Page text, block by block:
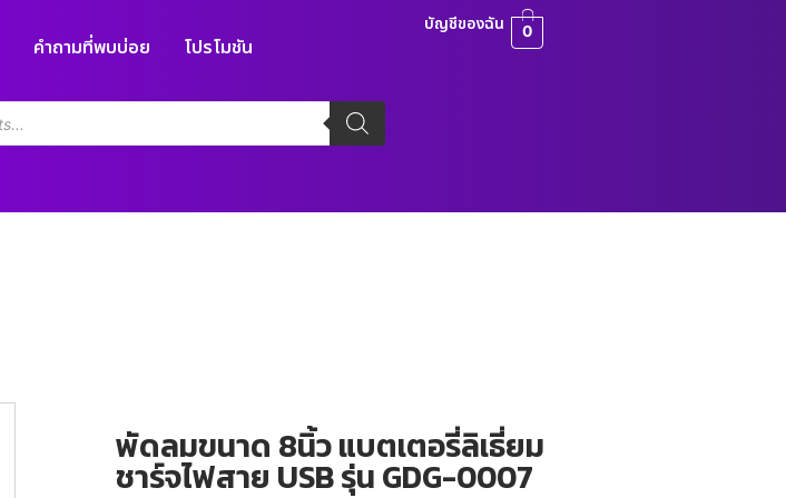
คำถามที่พบบ่อย โปรโมชัน
บัญชีของฉัน 0
พัดลมขนาด 8นิ้ว แบตเตอรี่ลิเธี่ยม
ชาร์จไฟสาย USB รุ่น GDG-0007